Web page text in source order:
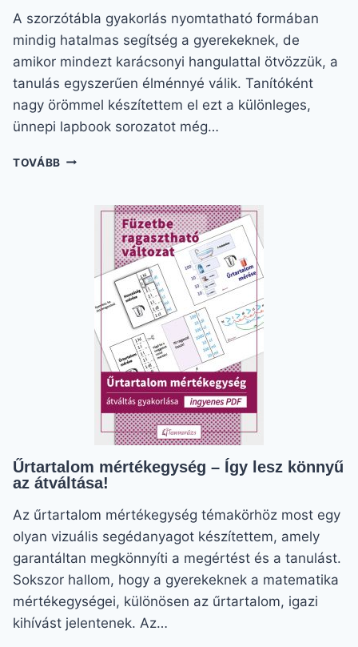
A szorzótábla gyakorlás nyomtatható formában
mindig hatalmas segítség a gyerekeknek, de
amikor mindezt karácsonyi hangulattal ötvözzük, a
tanulás egyszerűen élménnyé válik. Tanítóként
nagy örömmel készítettem el ezt a különleges,
ünnepi lapbook sorozatot még…
TOVÁBB SZORZÓTÁBLA
VARÁZSLATOS
KARÁCSONYI
LABBOOK
Űrtartalom mértékegység – Így lesz könnyű
az átváltása!
Az űrtartalom mértékegység témakörhöz most egy
olyan vizuális segédanyagot készítettem, amely
garantáltan megkönnyíti a megértést és a tanulást.
Sokszor hallom, hogy a gyerekeknek a matematika
mértékegységei, különösen az űrtartalom, igazi
kihívást jelentenek. Az…